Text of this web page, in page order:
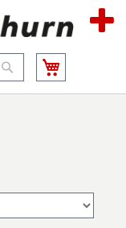
Suche